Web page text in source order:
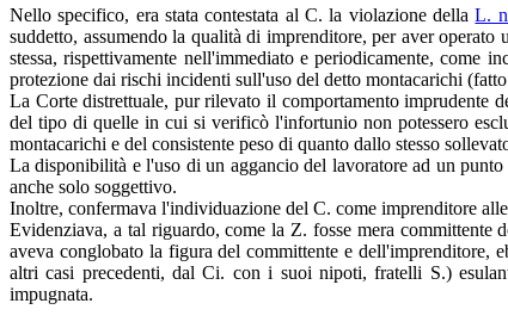
Nello specifico, era stata contestata al C. la violazione dellaL.
suddetto, assumendo la qualità di imprenditore, per aver
stessa, rispettivamente nell'immediato e periodicamente, come
protezione dai rischi incidenti sull'uso del detto montacarichi
La Corte distrettuale, pur rilevato il comportamento imprudente
del tipo di quelle in cui si verificò l'infortunio non potessero
montacarichi e del consistente peso di quanto dallo stesso
La disponibilità e l'uso di un aggancio del lavoratore ad un
anche solo soggettivo.
Inoltre, confermava l'individuazione del C. come imprenditore
Evidenziava, a tal riguardo, come la Z. fosse mera committente
aveva conglobato la figura del committente e dell'imprenditore,
altri casi precedenti, dal Ci. con i suoi nipoti, fratelli S.)
impugnata.